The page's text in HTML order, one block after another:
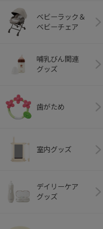
ベビーラック＆
ベビーチェア
哺乳びん関連
グッズ
歯がため
室内グッズ
デイリーケア
グッズ